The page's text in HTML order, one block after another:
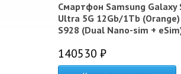
Смартфон Samsung Galaxy
Ultra 5G 12Gb/1Tb (Orange)
S928 (Dual Nano-sim +
140530 ₽